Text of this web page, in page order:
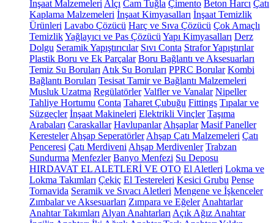
İnşaat Malzemeleri Alçı Cam Tuğla Çimento Beton Harcı Çatı
Kaplama Malzemeleri İnşaat Kimyasalları İnşaat Temizlik
Ürünleri Lavabo Çözücü Harç ve Sıva Çözücü Çok Amaçlı
TemizlikYağlayıcı ve Pas Çözücü Yapı Kimyasalları Derz
Dolgu Seramik Yapıştırıcılar Sıvı Conta Strafor Yapıştırılar
Plastik Boru ve Ek Parçalar Boru Bağlantı ve Aksesuarları
Temiz Su Boruları Atık Su Boruları PPRC Borular Kombi
Bağlantı Boruları Tesisat Tamir ve Bağlantı Malzemeleri
Musluk Uzatma Regülatörler Valfler ve Vanalar Nipeller
Tahliye Hortumu Conta Taharet Çubuğu Fittings Tıpalar ve
Süzgeçler İnşaat Makineleri Elektrikli Vinçler Taşıma
Arabaları Caraskallar Havlupanlar Ahşaplar Masif Paneller
Keresteler Ahşap Seperatörler Ahşap Çatı Malzemeleri Çatı
Penceresi Çatı Merdiveni Ahşap Merdivenler Trabzan
Sundurma Menfezler Banyo Menfezi Su Deposu
HIRDAVAT EL ALETLERİ VE OTO El Aletleri Lokma ve
Lokma Takımları Çekiç El Testereleri Kesici Grubu Pense
Tornavida Seramik ve Sıvacı Aletleri Mengene ve İşkenceler
Zımbalar ve Aksesuarları Zımpara ve Eğeler Anahtarlar
Anahtar Takımları Alyan Anahtarları Açık Ağız Anahtar